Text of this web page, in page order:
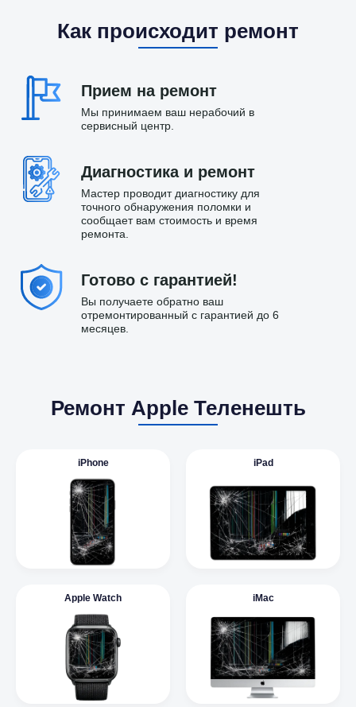
Как происходит ремонт
Прием на ремонт
Мы принимаем ваш нерабочий в
сервисный центр.
Диагностика и ремонт
Мастер проводит диагностику для
точного обнаружения поломки и
сообщает вам стоимость и время
ремонта.
Готово с гарантией!
Вы получаете обратно ваш
отремонтированный с гарантией до 6
месяцев.
Ремонт Apple Теленешть
iPhone iPad
Apple Watch iMac